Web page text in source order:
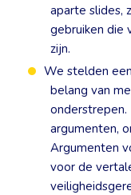
aparte slides,
gebruiken die
zijn.
We stelden
belang van
argumenten,
Argumenten
voor de